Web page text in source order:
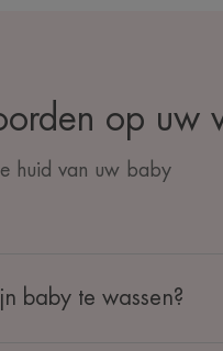
op uw
huid van uw baby
baby te wassen?